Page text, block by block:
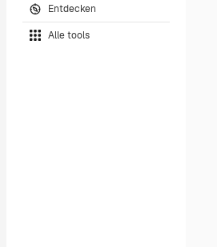
Entdecken
Alle tools